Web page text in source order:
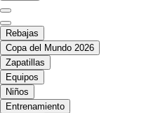
Rebajas
Copa del Mundo 2026
Zapatillas
Equipos
Niños
Entrenamiento